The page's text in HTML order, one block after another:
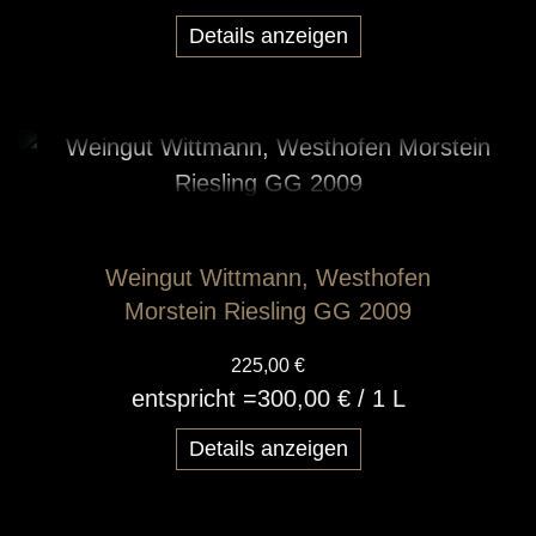
gären dadurch sicherer durch und sind weniger
anfällig für unerwünschte Nebengärungen, die
Herbsten eine Gefahr darstellen.
Biegungsvariationen
Details anzeigen
Weingut Wittmann, Westhofen
Morstein Riesling GG 2009
225,00 €
entspricht =300,00 €/ 1 L
Details anzeigen